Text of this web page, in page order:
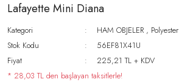
Lafayette Mini Diana
Kategori HAM OBJELER , Polyester
Stok Kodu
56EF81X41U
Fiyat
225,21 TL + KDV
* 28,03 TL den başlayan taksitlerle!